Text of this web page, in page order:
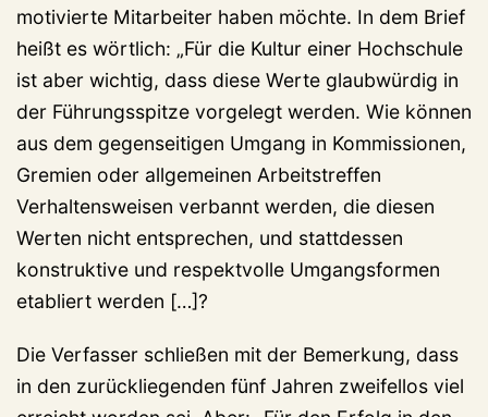
motivierte Mitarbeiter haben möchte. In dem Brief
heißt es wörtlich: „Für die Kultur einer Hochschule
ist aber wichtig, dass diese Werte glaubwürdig in
der Führungsspitze vorgelegt werden. Wie können
aus dem gegenseitigen Umgang in Kommissionen,
Gremien oder allgemeinen Arbeitstreffen
Verhaltensweisen verbannt werden, die diesen
Werten nicht entsprechen, und stattdessen
konstruktive und respektvolle Umgangsformen
etabliert werden […]?
Die Verfasser schließen mit der Bemerkung, dass
in den zurückliegenden fünf Jahren zweifellos viel